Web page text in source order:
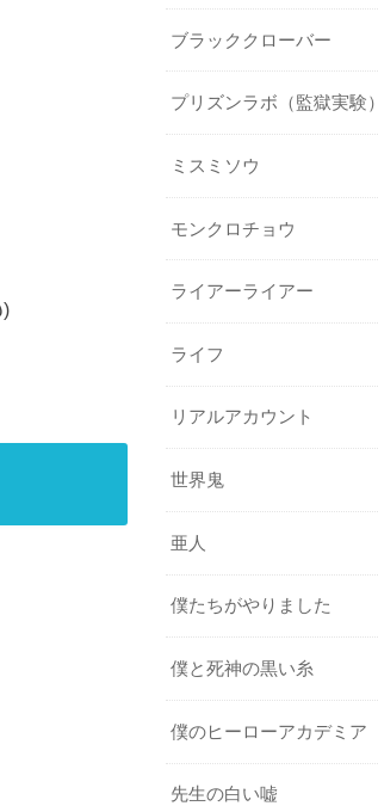
漫画とは違い、ドラマや映画などのリアルなグロさは、正直苦手なんですが…。(¯―¯٥)
ブラッククローバー
プリズンラボ（監獄実験）
ミスミソウ
モンクロチョウ
ライアーライアー
ライフ
リアルアカウント
世界鬼
亜人
僕たちがやりました
僕と死神の黒い糸
僕のヒーローアカデミア
先生の白い嘘